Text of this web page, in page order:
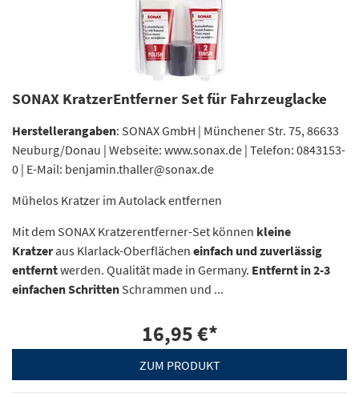
SONAX KratzerEntferner Set für Fahrzeuglacke
Herstellerangaben: SONAX GmbH | Münchener Str. 75, 86633
Neuburg/Donau | Webseite: www.sonax.de | Telefon: 0843153-
0 | E-Mail: benjamin.thaller@sonax.de
Mühelos Kratzer im Autolack entfernen
Mit dem SONAX Kratzerentferner-Set können kleine
Kratzeraus Klarlack-Oberflächen einfach und zuverlässig
entferntwerden. Qualität made in Germany. Entfernt in 2-3
einfachen Schritten Schrammen und ...
16,95 €*
ZUM PRODUKT